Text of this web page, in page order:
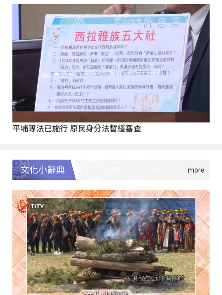
平埔專法已施行 原民身分法暫緩審查
文化小辭典